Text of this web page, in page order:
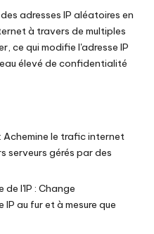
adresses IP aléatoires en
à travers de multiples
ce qui modifie l'adresse IP
élevé de confidentialité
le trafic internet
serveurs gérés par des
l'IP : Change
IP au fur et à mesure que